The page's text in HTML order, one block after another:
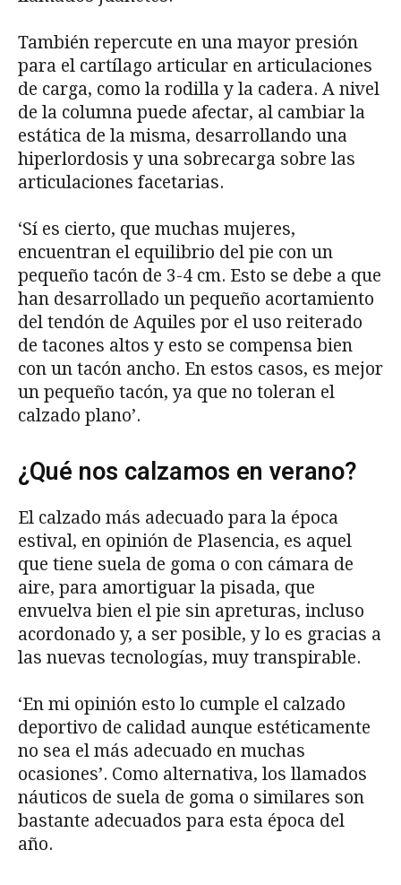
También repercute en una mayor presión
para el cartílago articular en articulaciones
de carga, como la rodilla y la cadera. A nivel
de la columna puede afectar, al cambiar la
estática de la misma, desarrollando una
hiperlordosis y una sobrecarga sobre las
articulaciones facetarias.
‘Sí es cierto, que muchas mujeres,
encuentran el equilibrio del pie con un
pequeño tacón de 3-4 cm. Esto se debe a que
han desarrollado un pequeño acortamiento
del tendón de Aquiles por el uso reiterado
de tacones altos y esto se compensa bien
con un tacón ancho. En estos casos, es mejor
un pequeño tacón, ya que no toleran el
calzado plano’.
¿Qué nos calzamos en verano?
El calzado más adecuado para la época
estival, en opinión de Plasencia, es aquel
que tiene suela de goma o con cámara de
aire, para amortiguar la pisada, que
envuelva bien el pie sin apreturas, incluso
acordonado y, a ser posible, y lo es gracias a
las nuevas tecnologías, muy transpirable.
‘En mi opinión esto lo cumple el calzado
deportivo de calidad aunque estéticamente
no sea el más adecuado en muchas
ocasiones’. Como alternativa, los llamados
náuticos de suela de goma o similares son
bastante adecuados para esta época del
año.